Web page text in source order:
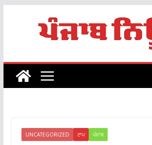
UNCATEGORIZED ਟਾਪ ਪੰਜਾਬ